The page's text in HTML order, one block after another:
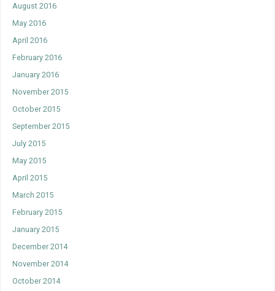
August 2016
May 2016
April 2016
February 2016
January 2016
November 2015
October 2015
September 2015
July 2015
May 2015
April 2015
March 2015
February 2015
January 2015
December 2014
November 2014
October 2014